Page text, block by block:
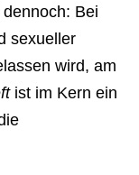
Bei
sexueller
wird, am
ist im Kern ein